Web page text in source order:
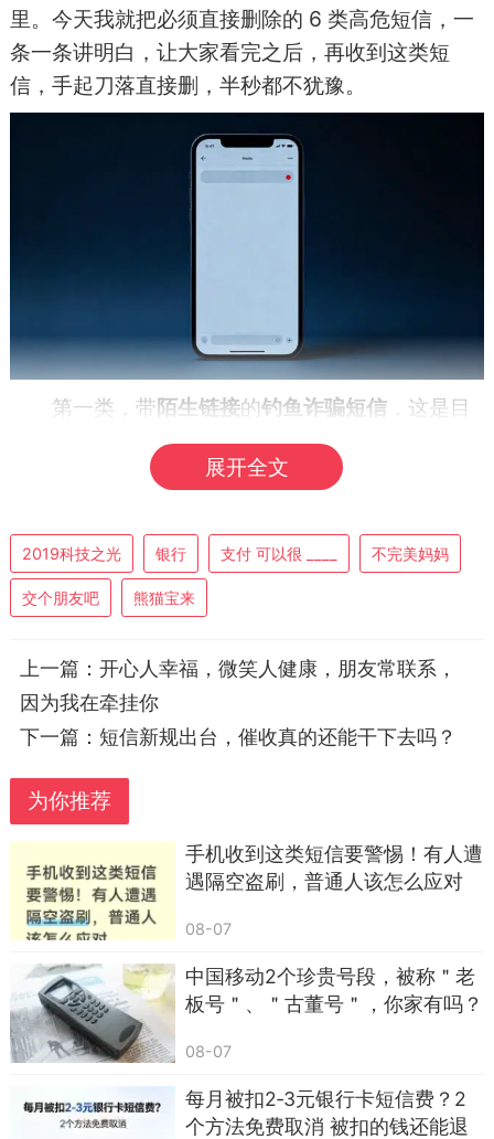
里。今天我就把必须直接删除的 6 类高危短信，一
条一条讲明白，让大家看完之后，再收到这类短
信，手起刀落直接删，半秒都不犹豫。
第一类，带陌生链接的钓鱼诈骗短信 ，这是目
前最常见、中招人数最多的类型。骗子把自己包装
得比官方还正规，话术全是咱们日常会遇到的
的社保账户异常，点击链接完成核验”“您的信用卡
存在逾期风险，点击链接处理”，甚至还有伪装成熟
人发来的聚会照片、孩子作业链接。
品，转头就收到了快递丢失的理赔短信，链接做得
和快递官网一模一样，他没多想就点了进去，按页
面提示填了银行卡号、手机号，刚填完验证码，卡
里三千多块就被转走了。这些看似正规的链接，背
后全是钓鱼网站，你点进去的那一刻，要么手机被
植入木马，所有支付信息全被骗子看光；要么就是
套取你的银行卡信息，转眼掏空你的账户。所以这
类短信，不管说的多逼真，直接删除，千万别点。
展开全文
2019科技之光 银行 支付 可以很 ____ 不完美妈妈
交个朋友吧 熊猫宝来
上一篇： 开心人幸福，微笑人健康，朋友常联系，
因为我在牵挂你
下一篇： 短信新规出台，催收真的还能干下去吗？
为你推荐
手机收到这类短信要警惕！有人遭
遇隔空盗刷，普通人该怎么应对
08-07
中国移动2个珍贵号段，被称＂老
板号＂、＂古董号＂，你家有吗？
08-07
每月被扣2‑3元银行卡短信费？2
个方法免费取消 被扣的钱还能退